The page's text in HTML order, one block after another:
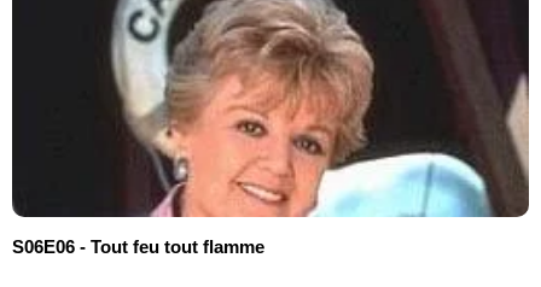
S06E06 - Tout feu tout flamme